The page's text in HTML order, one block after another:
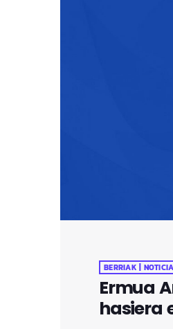
BERRIAK |
Ermua
hasiera